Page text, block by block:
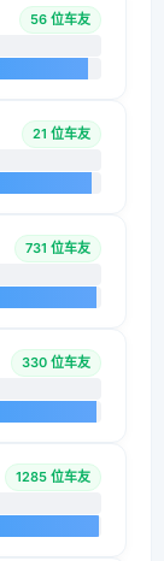
56 位车友
21 位车友
731 位车友
330 位车友
1285 位车友